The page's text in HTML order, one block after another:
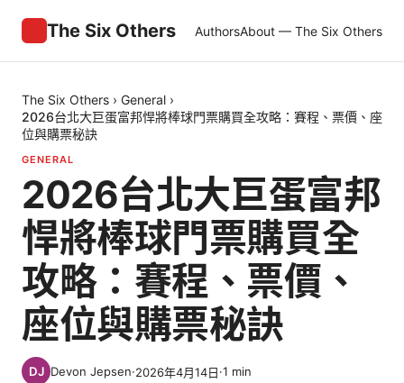
The Six Others AuthorsAbout — The Six Others
The Six Others › General ›
2026台北大巨蛋富邦悍將棒球門票購買全攻略：賽程、票價、座
位與購票秘訣
GENERAL
2026台北大巨蛋富邦
悍將棒球門票購買全
攻略：賽程、票價、
座位與購票秘訣
Devon Jepsen·2026年4月14日·1 min